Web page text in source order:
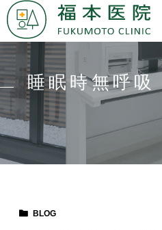
睡眠時無呼吸
BLOG